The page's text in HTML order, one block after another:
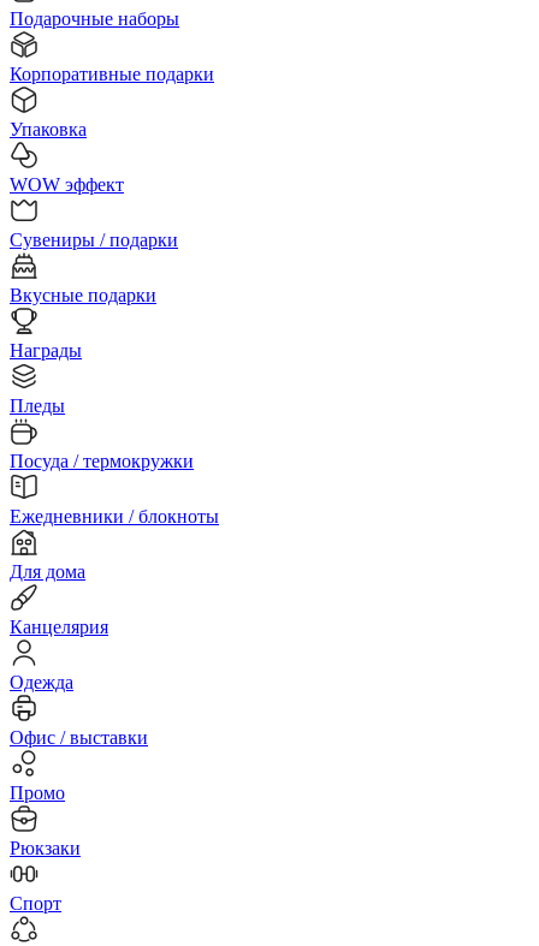
Подарочные наборы
Корпоративные подарки
Упаковка
WOW эффект
Сувениры / подарки
Вкусные подарки
Награды
Пледы
Посуда / термокружки
Ежедневники / блокноты
Для дома
Канцелярия
Одежда
Офис / выставки
Промо
Рюкзаки
Спорт